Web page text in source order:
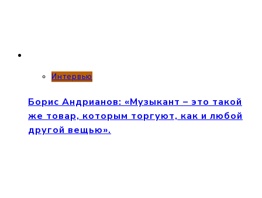
Интервью
Борис Андрианов: «Музыкант – это такой
же товар, которым торгуют, как и любой
другой вещью».